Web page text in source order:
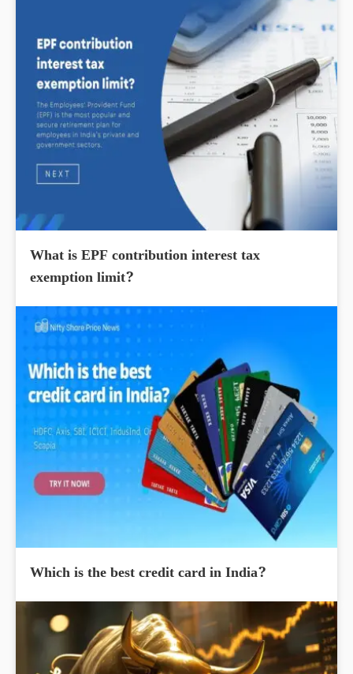
What is EPF contribution interest tax
exemption limit?
Which is the best credit card in India?